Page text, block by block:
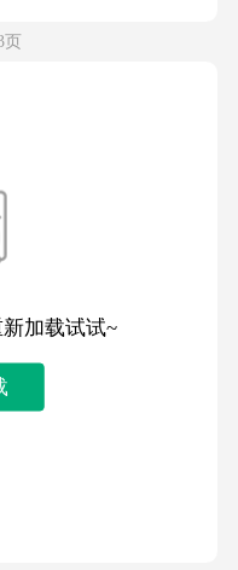
页
加载试试~